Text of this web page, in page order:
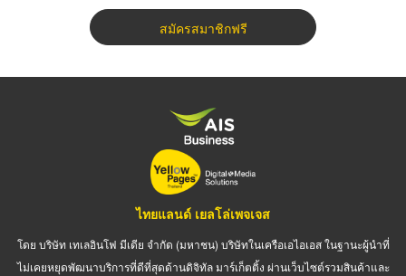
สมัครสมาชิกฟรี
ไทยแลนด์ เยลโล่เพจเจส
โดย บริษัท เทเลอินโฟ มีเดีย จำกัด (มหาชน) บริษัทในเครือเอไอเอส ในฐานะผู้นำที่
ไม่เคยหยุดพัฒนาบริการที่ดีที่สุดด้านดิจิทัล มาร์เก็ตติ้ง ผ่านเว็บไซต์รวมสินค้าและ